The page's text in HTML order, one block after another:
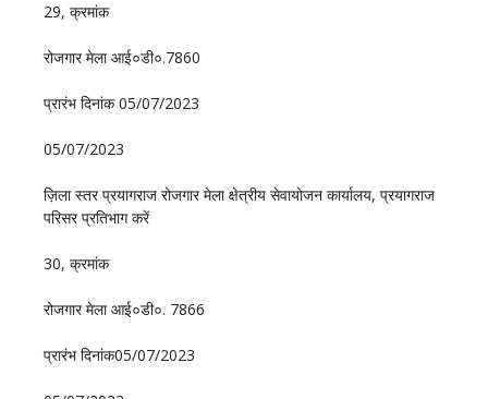
29, क्रमांक
रोजगार मेला आई०डी०.7860
प्रारंभ दिनांक 05/07/2023
05/07/2023
ज़िला स्तर प्रयागराज रोजगार मेला क्षेत्रीय सेवायोजन कार्यालय, प्रयागराज
परिसर प्रतिभाग करें
30, क्रमांक
रोजगार मेला आई०डी०. 7866
प्रारंभ दिनांक05/07/2023